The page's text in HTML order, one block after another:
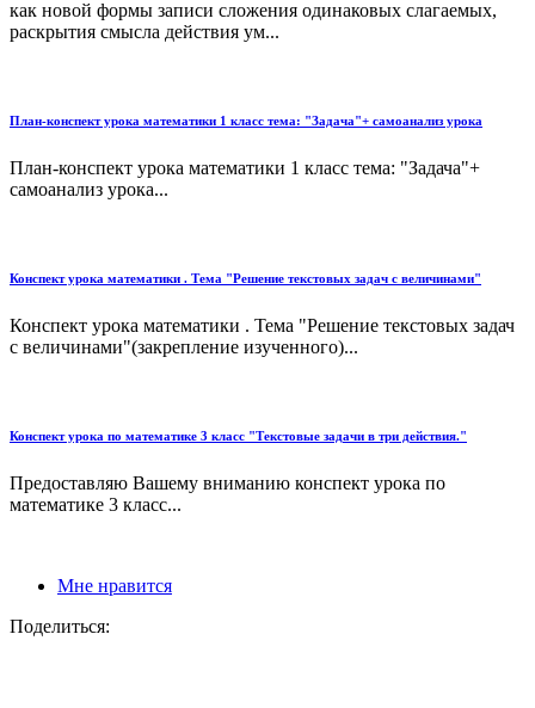
как новой формы записи сложения одинаковых слагаемых,
раскрытия смысла действия ум...
План-конспект урока математики 1 класс тема: "Задача"+ самоанализ урока
План-конспект урока математики 1 класс тема: "Задача"+
самоанализ урока...
Конспект урока математики . Тема "Решение текстовых задач с величинами"
Конспект урока математики . Тема "Решение текстовых задач
с величинами"(закрепление изученного)...
Конспект урока по математике 3 класс "Текстовые задачи в три действия."
Предоставляю Вашему вниманию конспект урока по
математике 3 класс...
Мне нравится
Поделиться: